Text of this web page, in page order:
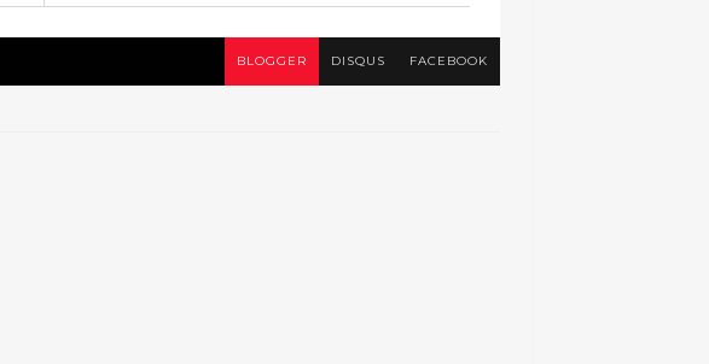
BLOGGER DISQUS FACEBOOK